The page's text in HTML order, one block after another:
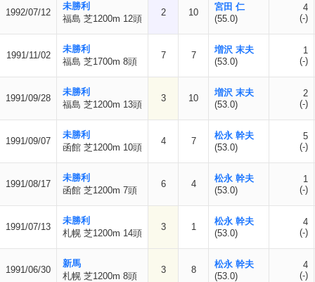
1992/07/12
未勝利
福島 芝1200m 12頭
2 10
宮田 仁
(55.0)
4
(-)
1991/11/02
未勝利
福島 芝1700m 8頭
7 7
増沢 末夫
(53.0)
1
(-)
1991/09/28
未勝利
福島 芝1200m 13頭
3 10
増沢 末夫
(53.0)
2
(-)
1991/09/07
未勝利
函館 芝1200m 10頭
4 7
松永 幹夫
(53.0)
5
(-)
1991/08/17
未勝利
函館 芝1200m 7頭
6 4
松永 幹夫
(53.0)
1
(-)
1991/07/13
未勝利
札幌 芝1200m 14頭
3 1
松永 幹夫
(53.0)
4
(-)
1991/06/30
新馬
札幌 芝1200m 8頭
3 8
松永 幹夫
(53.0)
4
(-)